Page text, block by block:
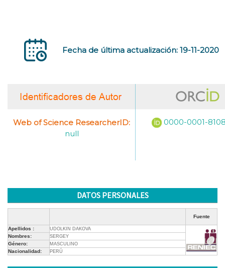
Fecha de última actualización: 19-11-2020
Web of Science ResearcherID:
null
0000-0001-
DATOS PERSONALES
Fuente
Apellidos : UDOLKIN DAKOVA
Nombres: SERGEY
Género: MASCULINO
Nacionalidad: PERÚ